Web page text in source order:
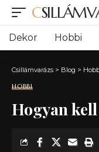
Dekor Hobbi
Csillámvarázs > Blog >
HOBBI
Hogyan